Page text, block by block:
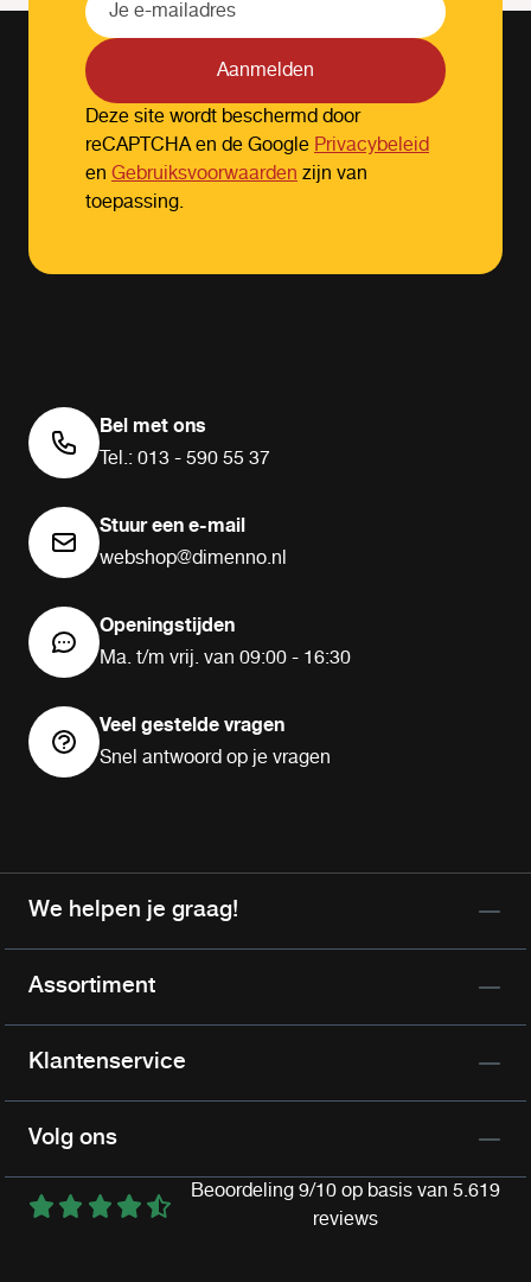
Aanmelden
Deze site wordt beschermd door
reCAPTCHA en de GooglePrivacybeleid
en Gebruiksvoorwaardenzijn van
toepassing.
Bel met ons
Tel.: 013 - 590 55 37
Stuur een e-mail
webshop@dimenno.nl
Openingstijden
Ma. t/m vrij. van 09:00 - 16:30
Veel gestelde vragen
Snel antwoord op je vragen
We helpen je graag!
Assortiment
Klantenservice
Volg ons
Beoordeling 9/10 op basis van 5.619
reviews